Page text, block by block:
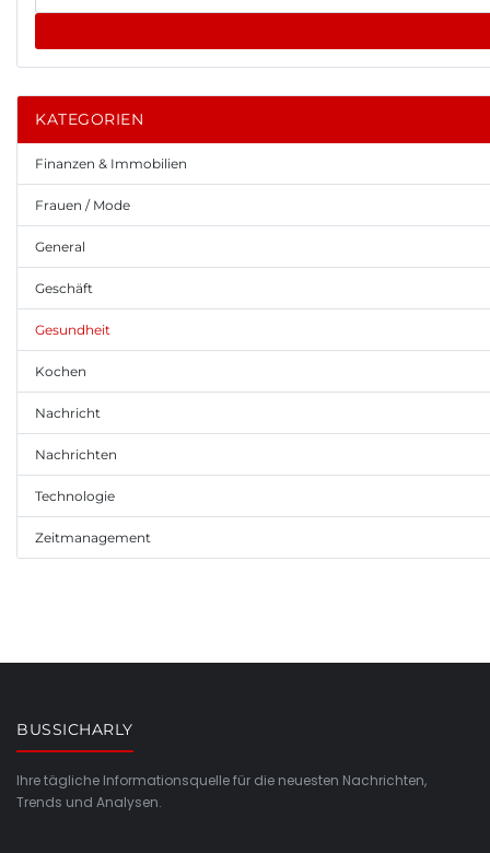
KATEGORIEN
Finanzen & Immobilien
Frauen / Mode
General
Geschäft
Gesundheit
Kochen
Nachricht
Nachrichten
Technologie
Zeitmanagement
BUSSICHARLY
Ihre tägliche Informationsquelle für die neuesten Nachrichten,
Trends und Analysen.